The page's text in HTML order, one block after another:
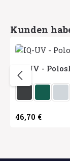
Kunden
IQ-UV -
Regulärer Preis:
46,70 €